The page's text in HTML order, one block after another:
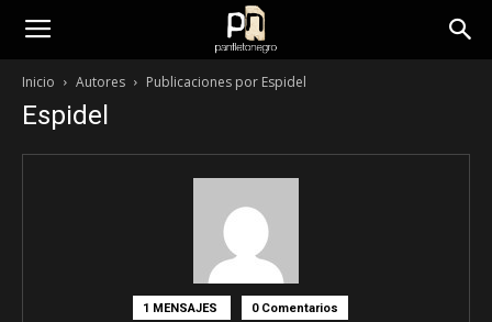
panfletonegro
Inicio Autores Publicaciones por Espidel
Espidel
1 MENSAJES 0 Comentarios